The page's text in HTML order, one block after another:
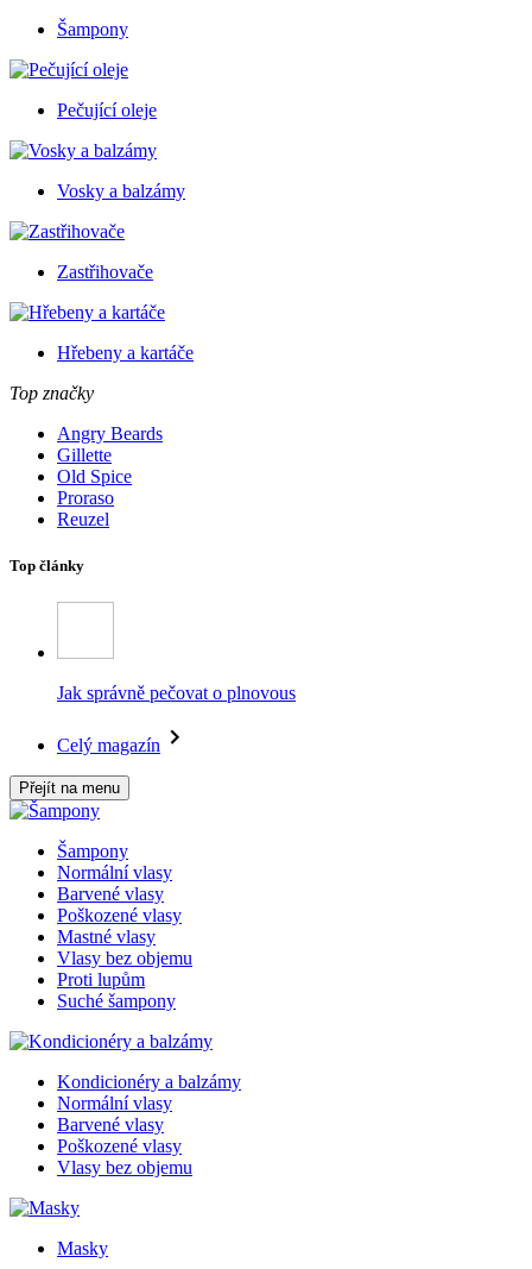
Šampony
Pečující oleje
Vosky a balzámy
Zastřihovače
Hřebeny a kartáče
Top značky
Angry Beards
Gillette
Old Spice
Proraso
Reuzel
Top články
Jak správně pečovat o plnovous
Celý magazín
Přejít na menu
Šampony
Normální vlasy
Barvené vlasy
Poškozené vlasy
Mastné vlasy
Vlasy bez objemu
Proti lupům
Suché šampony
Kondicionéry a balzámy
Normální vlasy
Barvené vlasy
Poškozené vlasy
Vlasy bez objemu
Masky